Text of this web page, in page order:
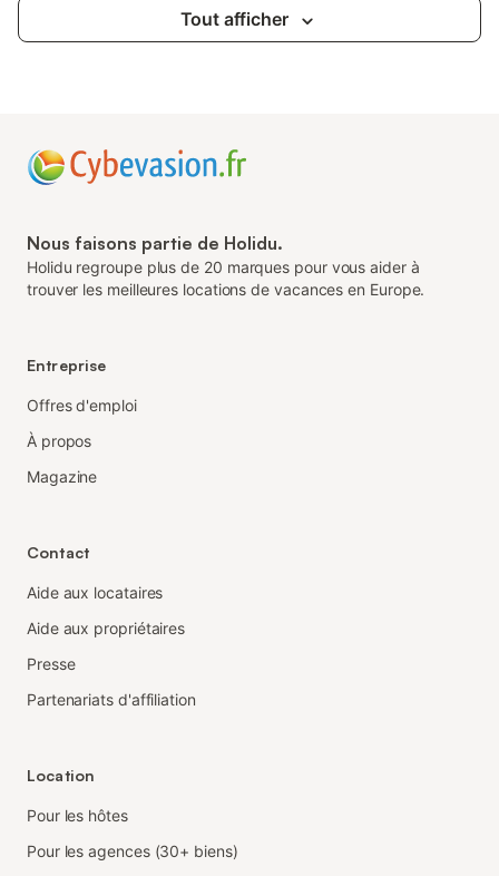
Tout afficher
Nous faisons partie de Holidu.
Holidu regroupe plus de 20 marques pour vous aider à
trouver les meilleures locations de vacances en Europe.
Entreprise
Offres d'emploi
À propos
Magazine
Contact
Aide aux locataires
Aide aux propriétaires
Presse
Partenariats d'affiliation
Location
Pour les hôtes
Pour les agences (30+ biens)